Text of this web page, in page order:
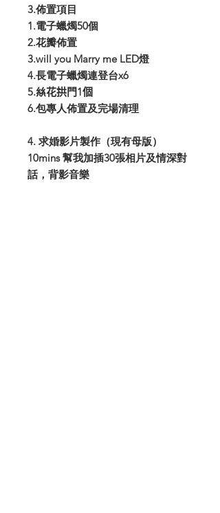
3.佈置項目
1.電子蠟燭50個
2.花瓣佈置
3.will you Marry me LED燈
4.長電子蠟燭連登台x6
5.𢇃花拱門1個
6.包專人佈置及完場清理
4. 求婚影片製作（現有母版）
10mins 幫我加插30張相片及情深對
話，背影音樂